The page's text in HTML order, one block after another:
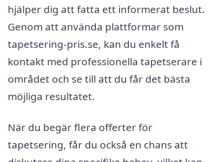
hjälper dig att fatta ett informerat beslut.
Genom att använda plattformar som
tapetsering-pris.se, kan du enkelt få
kontakt med professionella tapetserare i
området och se till att du får det bästa
möjliga resultatet.
När du begär flera offerter för
tapetsering, får du också en chans att